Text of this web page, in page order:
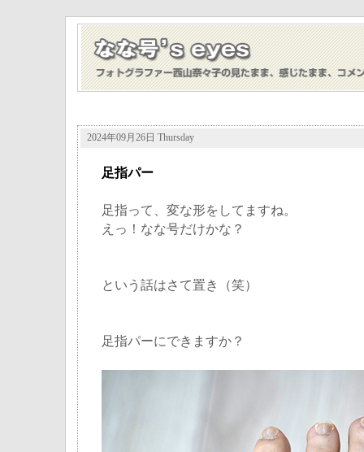
2024年09月26日 Thursday
足指パー
足指って、変な形をしてますね。
えっ！なな号だけかな？
という話はさて置き（笑）
足指パーにできますか？